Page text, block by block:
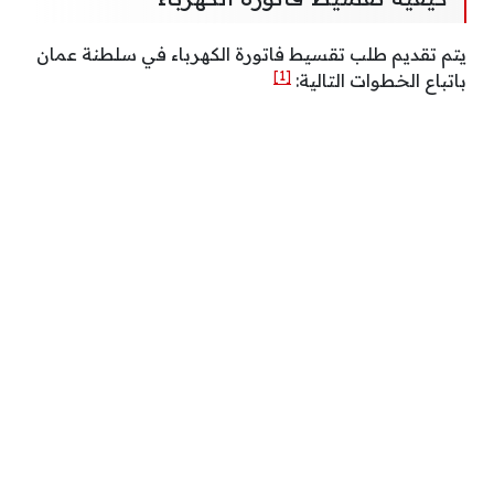
يتم تقديم طلب تقسيط فاتورة الكهرباء في سلطنة عمان
باتباع الخطوات التالية: [1]